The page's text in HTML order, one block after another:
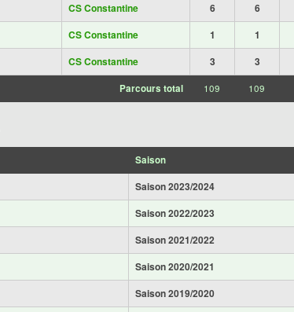
CS Constantine 6 6
CS Constantine 1 1
CS Constantine 3 3
Parcours total 109 109
Saison
Saison 2023/2024
Saison 2022/2023
Saison 2021/2022
Saison 2020/2021
Saison 2019/2020